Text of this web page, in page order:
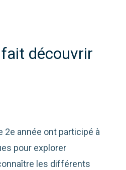
découvrir
2e année ont participé à
pour explorer
les différents